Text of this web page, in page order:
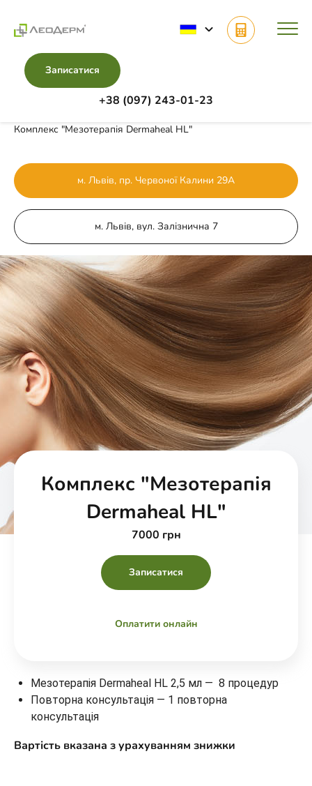
+38 (097) 243-01-23
Записатися
Комплекс "Мезотерапія Dermaheal HL"
м. Львів, пр. Червоної Калини 29А
м. Львів, вул. Залізнична 7
Комплекс "Мезотерапія
Dermaheal HL"
7000 грн
Записатися
Оплатити онлайн
Мезотерапія Dermaheal HL 2,5 мл — 8 процедур
Повторна консультація — 1 повторна
консультація
Вартість вказана з урахуванням знижки